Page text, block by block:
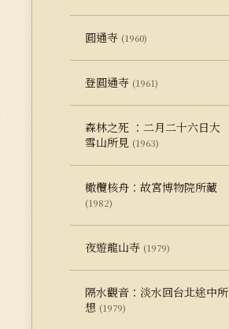
圓通寺 (1960)
登圓通寺 (1961)
森林之死 ：二月二十六日大
雪山所見 (1963)
橄欖核舟：故宮博物院所藏
(1982)
夜遊龍山寺 (1979)
隔水觀音：淡水回台北途中所
想 (1979)